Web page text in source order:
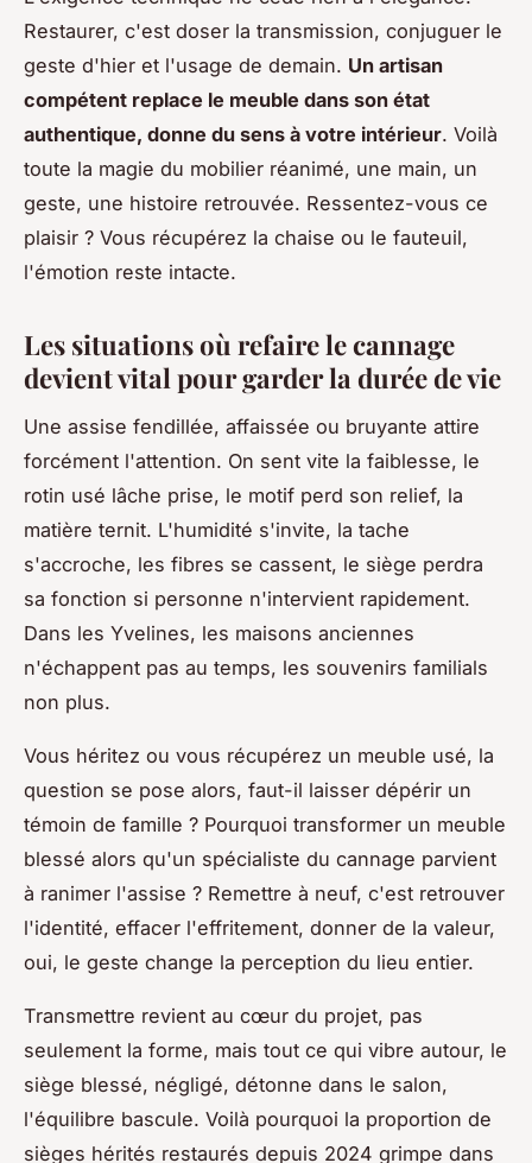
Restaurer, c'est doser la transmission, conjuguer le
geste d'hier et l'usage de demain. Un artisan
compétent replace le meuble dans son état
authentique, donne du sens à votre intérieur. Voilà
toute la magie du mobilier réanimé, une main, un
geste, une histoire retrouvée. Ressentez-vous ce
plaisir ? Vous récupérez la chaise ou le fauteuil,
l'émotion reste intacte.
Les situations où refaire le cannage
devient vital pour garder la durée de vie
Une assise fendillée, affaissée ou bruyante attire
forcément l'attention. On sent vite la faiblesse, le
rotin usé lâche prise, le motif perd son relief, la
matière ternit. L'humidité s'invite, la tache
s'accroche, les fibres se cassent, le siège perdra
sa fonction si personne n'intervient rapidement.
Dans les Yvelines, les maisons anciennes
n'échappent pas au temps, les souvenirs familials
non plus.
Vous héritez ou vous récupérez un meuble usé, la
question se pose alors, faut-il laisser dépérir un
témoin de famille ? Pourquoi transformer un meuble
blessé alors qu'un spécialiste du cannage parvient
à ranimer l'assise ? Remettre à neuf, c'est retrouver
l'identité, effacer l'effritement, donner de la valeur,
oui, le geste change la perception du lieu entier.
Transmettre revient au cœur du projet, pas
seulement la forme, mais tout ce qui vibre autour, le
siège blessé, négligé, détonne dans le salon,
l'équilibre bascule. Voilà pourquoi la proportion de
sièges hérités restaurés depuis 2024 grimpe dans